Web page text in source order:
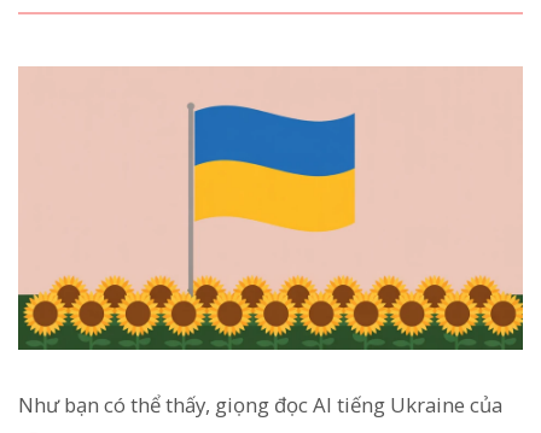
Như bạn có thể thấy, giọng đọc AI tiếng Ukraine của